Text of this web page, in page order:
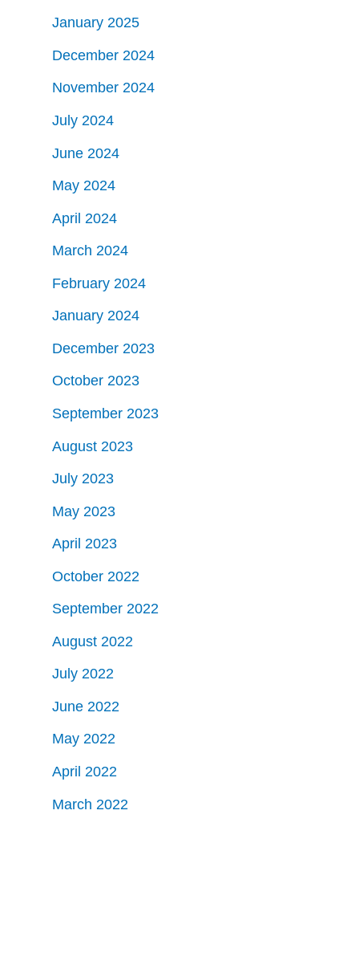
January 2025
December 2024
November 2024
July 2024
June 2024
May 2024
April 2024
March 2024
February 2024
January 2024
December 2023
October 2023
September 2023
August 2023
July 2023
May 2023
April 2023
October 2022
September 2022
August 2022
July 2022
June 2022
May 2022
April 2022
March 2022